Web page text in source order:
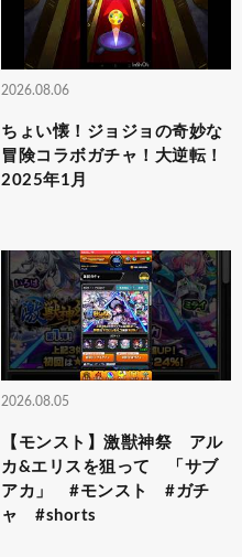
2026.08.06
ちょい懐！ジョジョの奇妙な
冒険コラボガチャ！大逆転！
2025年1月
2026.08.05
【モンスト】激獣神祭 アル
カ&エリスを狙って 「サブ
アカ」 #モンスト #ガチ
ャ #shorts